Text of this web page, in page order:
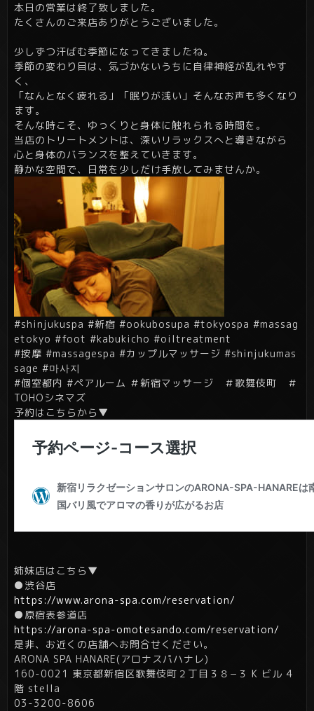
本日の営業は終了致しました。
たくさんのご来店ありがとうございました。
少しずつ汗ばむ季節になってきましたね。
季節の変わり目は、気づかないうちに自律神経が乱れやす
く、
「なんとなく疲れる」「眠りが浅い」そんなお声も多くなり
ます。
そんな時こそ、ゆっくりと身体に触れられる時間を。
当店のトリートメントは、深いリラックスへと導きながら
心と身体のバランスを整えていきます。
静かな空間で、日常を少しだけ手放してみませんか。
#shinjukuspa #新宿 #ookubosupa #tokyospa #massag
etokyo #foot #kabukicho #oiltreatment
#按摩 #massagespa #カップルマッサージ #shinjukumas
sage #마사지
#個室都内 #ペアルーム ＃新宿マッサージ ＃歌舞伎町 ＃
TOHOシネマズ
予約はこちらから▼
姉妹店はこちら▼
●渋谷店
https://www.arona-spa.com/reservation/
●原宿表参道店
https://arona-spa-omotesando.com/reservation/
是非、お近くの店舗へお問合せください。
ARONA SPA HANARE(アロナスパハナレ)
160-0021 東京都新宿区歌舞伎町２丁目３８−３ K ビル 4
階 stella
03-3200-8606